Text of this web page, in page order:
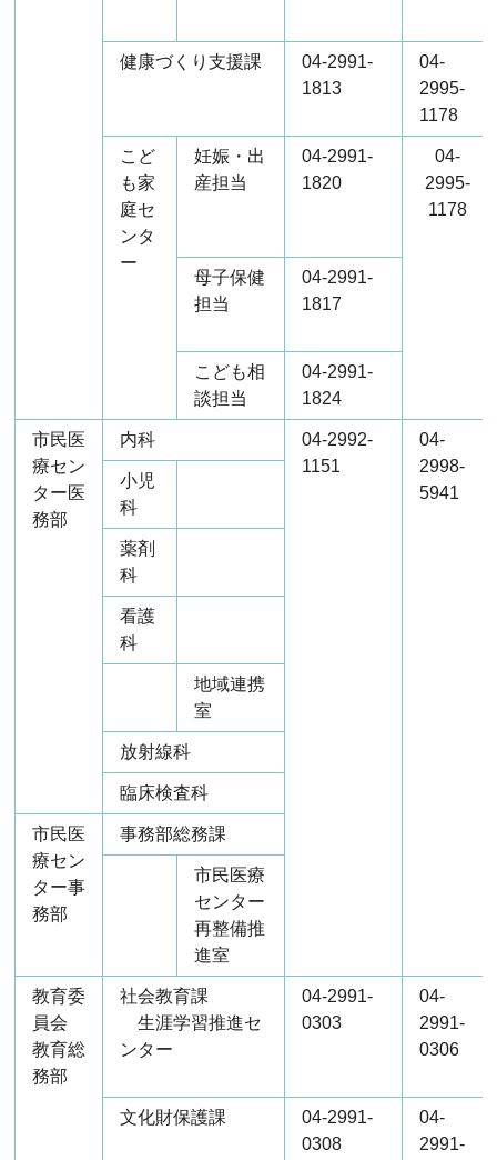
健康づくり支援課
04-2991-
1813
04-
2995-
1178
こど
も家
庭セ
ンタ
ー
妊娠・出
産担当
04-2991-
1820
04-
2995-
1178
母子保健
担当
04-2991-
1817
こども相
談担当
04-2991-
1824
市民医
療セン
ター医
務部
内科
04-2992-
1151
04-
2998-
5941
小児
科
薬剤
科
看護
科
地域連携
室
放射線科
臨床検査科
市民医
療セン
ター事
務部
事務部総務課
市民医療
センター
再整備推
進室
教育委
員会
教育総
務部
社会教育課
生涯学習推進セ
ンター
04-2991-
0303
04-
2991-
0306
文化財保護課
04-2991-
0308
04-
2991-